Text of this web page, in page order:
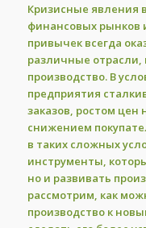
Кризисные явления
финансовых рынков
привычек всегда
различные
производство. В
предприятия
заказов, ростом цен
снижением
в таких сложных
инструменты,
но и развивать
рассмотрим, как
производство к